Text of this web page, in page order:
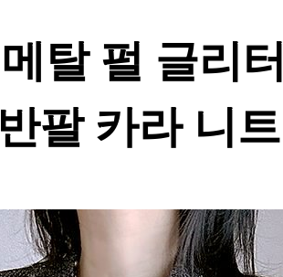
메탈 펄 글리터
반팔 카라 니트